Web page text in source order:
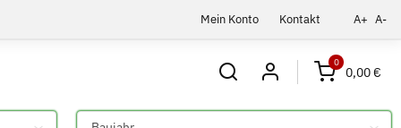
Mein Konto Kontakt A+ A-
0
0,00 €
Bitte auswählen